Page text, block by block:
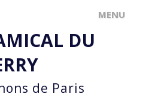
DU
de Paris